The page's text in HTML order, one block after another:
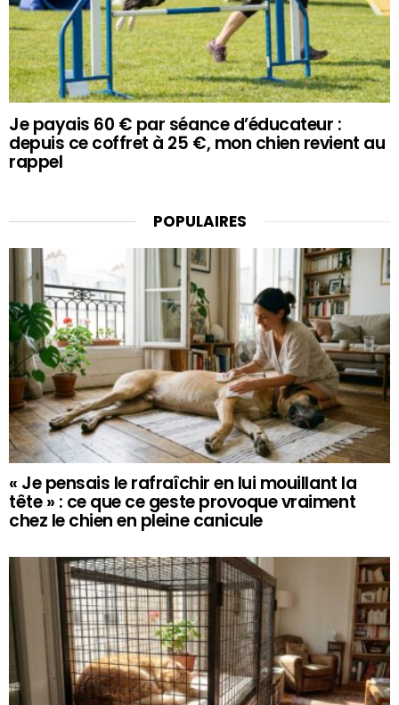
Je payais 60 € par séance d’éducateur :
depuis ce coffret à 25 €, mon chien revient au
rappel
POPULAIRES
« Je pensais le rafraîchir en lui mouillant la
tête » : ce que ce geste provoque vraiment
chez le chien en pleine canicule